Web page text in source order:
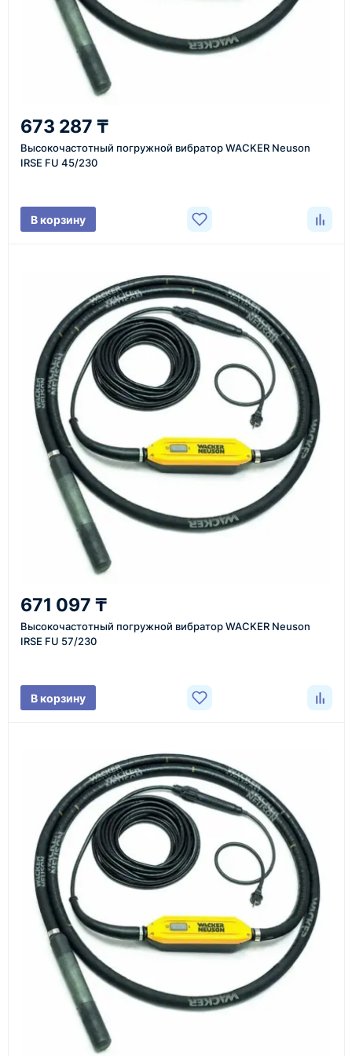
Казахстан и СНГ
доставка оборудования в разные города и
регионы
средний срок доставки по большинству поставок
проверка товара перед отправкой клиенту
Документы
счёт, договор, накладные и сопроводительные
материалы
Как оформить заказ
1
Заявка
Оставьте заявку на сайте, по телефону или через
форму обратного звонка.
Уточнение задачи
Менеджер связывается с вами, уточняет
Подбираем оборудование, рассчитываем
стоимость товара и ориентировочную стоимость
доставки.
4
Счёт и оплата
Согласовываем условия, готовим счёт, договор
или спецификацию и принимаем оплату по
реквизитам.
673 287 ₸
Высокочастотный погружной вибратор WACKER Neuson
IRSE FU 45/230
В корзину
671 097 ₸
Высокочастотный погружной вибратор WACKER Neuson
IRSE FU 57/230
В корзину